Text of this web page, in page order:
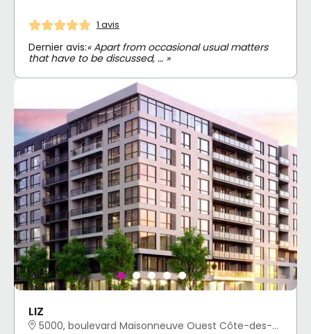
1 avis
Dernier avis:« Apart from occasional usual matters
that have to be discussed, … »
LIZ
5000, boulevard Maisonneuve Ouest Côte-des-Neiges - Notre-Dame-de-Grâce, Montréal, QC